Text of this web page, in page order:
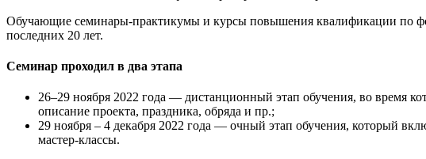
Обучающие семинары-практикумы и курсы повышения квалификации по
последних 20 лет.
Семинар проходил в два этапа
26–29 ноября 2022 года — дистанционный этап обучения, во время
описание проекта, праздника, обряда и пр.;
29 ноября – 4 декабря 2022 года — очный этап обучения, который
мастер-классы.